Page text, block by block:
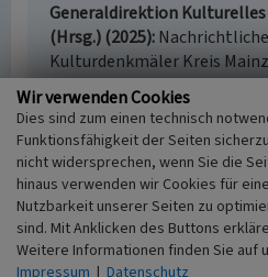
Generaldirektion
(Hrsg.) (2025)
Kulturdenkmäler Kreis
Denkmalverzeichnis Kreis
2025. Mainz.
Landesamt für
(2007) Denkmaltopografie
Deutschland.
Band 18.1 - Kreis Mainz-
Ingelheim, Gemeinde
Verbandsgemeinden Gau-
Wir verwenden Cookies
Dies sind zum einen technisch
Funktionsfähigkeit der Seiten
nicht widersprechen, wenn Sie die
hinaus verwenden wir Cookies für
Nutzbarkeit unserer Seiten zu
sind. Mit Anklicken des Buttons
Weitere Informationen finden Sie auf
Impressum | Datenschutz